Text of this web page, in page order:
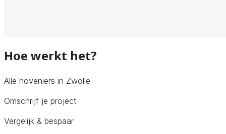
Hoe werkt het?
Alle hoveniers in Zwolle
Omschrijf je project
Vergelijk & bespaar